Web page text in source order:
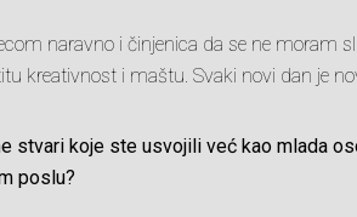
naravno i činjenica da se ne moram
kreativnost i maštu. Svaki novi dan je
stvari koje ste usvojili već kao mlada
poslu?